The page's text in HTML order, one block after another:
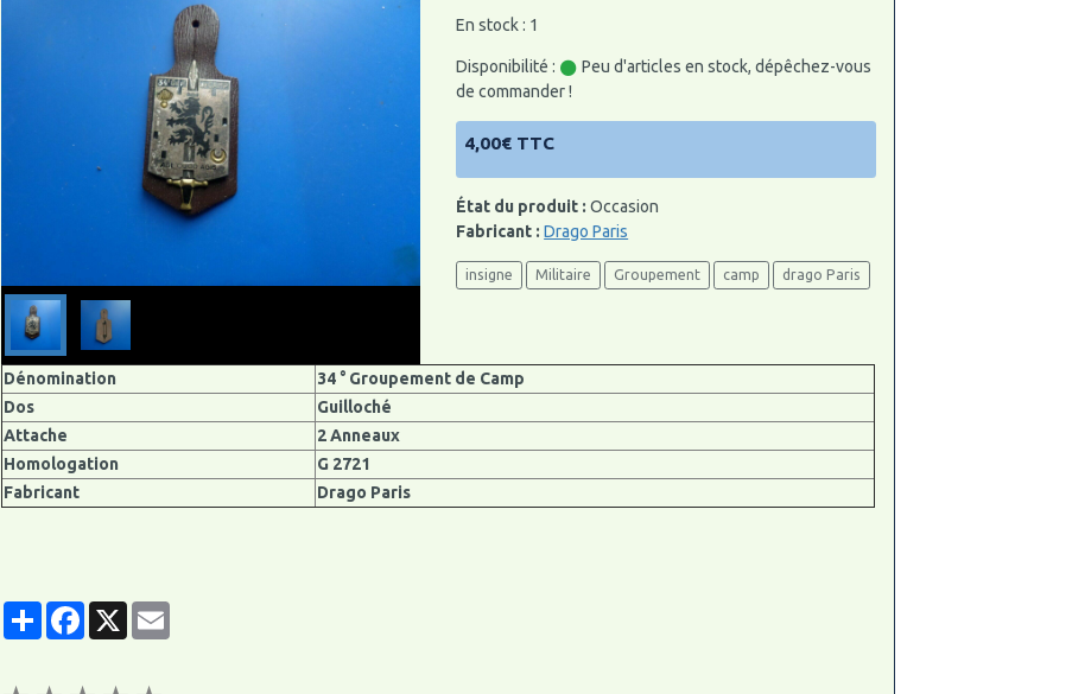
En stock : 1
Disponibilité :
Peu d'articles en stock, dépêchez-vous
de commander !
4,00€ TTC
État du produit : Occasion
Fabricant : Drago Paris
insigne Militaire Groupement camp drago Paris
Dénomination
34 ° Groupement de Camp
Dos
Guilloché
Attache
2 Anneaux
Homologation
G 2721
Fabricant
Drago Paris
PartagerFacebook
X Email